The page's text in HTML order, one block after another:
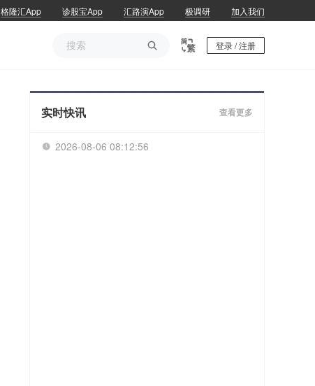
格隆汇App 诊股宝App 汇路演App 极调研 加入我们
 登录 / 注册
实时快讯 查看更多
 2026-08-06 08:12:57